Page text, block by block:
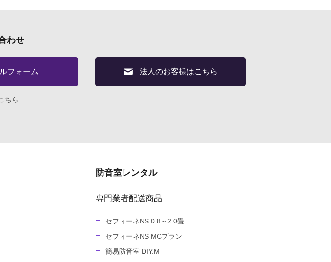
わせ
フォーム 法人のお客様はこちら
ちら
防音室レンタル
専門業者配送商品
セフィーネNS 0.8～2.0畳
セフィーネNS MCプラン
簡易防音室 DIY.M